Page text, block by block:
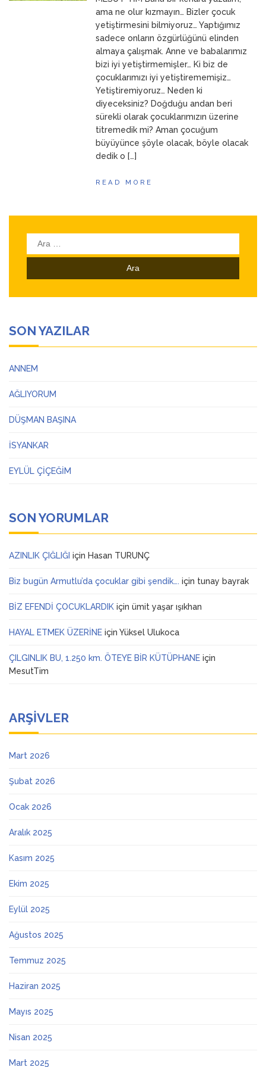
ANNEMama ne olur kızmayın… Bizler çocuk
yetiştirmesini bilmiyoruz… Yaptığımız
sadece onların özgürlüğünü elinden
almaya çalışmak. Anne ve babalarımız
bizi iyi yetiştirmemişler… Ki biz de
çocuklarımızı iyi yetiştirememişiz…
Yetiştiremiyoruz… Neden ki
diyeceksiniz? Doğduğu andan beri
sürekli olarak çocuklarımızın üzerine
titremedik mi? Aman çocuğum
büyüyünce şöyle olacak, böyle olacak
dedik o […]
READ MORE
Arama:
SON YAZILAR
ANNEM
AĞLIYORUM
DÜŞMAN BAŞINA
İSYANKAR
EYLÜL ÇİÇEĞİM
SON YORUMLAR
AZINLIK ÇIĞLIĞI için Hasan TURUNÇ
Biz bugün Armutlu’da çocuklar gibi şendik…. için tunay bayrak
BİZ EFENDİ ÇOCUKLARDIK için ümit yaşar ışıkhan
HAYAL ETMEK ÜZERİNE için Yüksel Ulukoca
ÇILGINLIK BU, 1.250 km. ÖTEYE BİR KÜTÜPHANE için
MesutTim
ARŞIVLER
Mart 2026
Şubat 2026
Ocak 2026
Aralık 2025
Kasım 2025
Ekim 2025
Eylül 2025
Ağustos 2025
Temmuz 2025
Haziran 2025
Mayıs 2025
Nisan 2025
Mart 2025